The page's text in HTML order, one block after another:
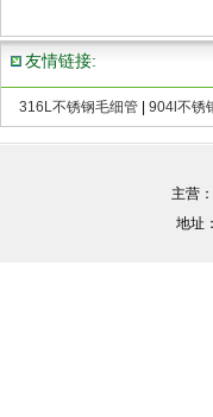
友情链接:
316L不锈钢毛细管| 904l不锈
主营：
地址